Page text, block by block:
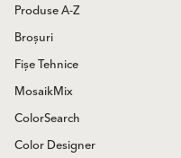
Produse A-Z
Broșuri
Fișe Tehnice
MosaikMix
ColorSearch
Color Designer